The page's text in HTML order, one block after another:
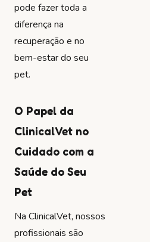
pode fazer toda a
diferença na
recuperação e no
bem-estar do seu
pet.
O Papel da
ClinicalVet no
Cuidado com a
Saúde do Seu
Pet
Na ClinicalVet, nossos
profissionais são